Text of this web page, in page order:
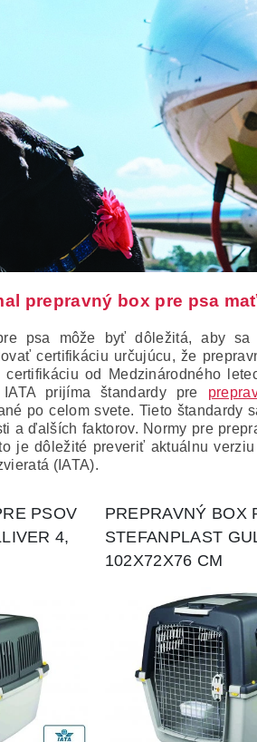
prepravný box pre psa
psa môže byť dôležitá, aby
certifikáciu určujúcu, že
od Medzinárodného
IATA prijíma štandardy pre
po celom svete. Tieto štandardy
a ďalších faktorov. Normy pre
je dôležité preveriť aktuálnu
(IATA).